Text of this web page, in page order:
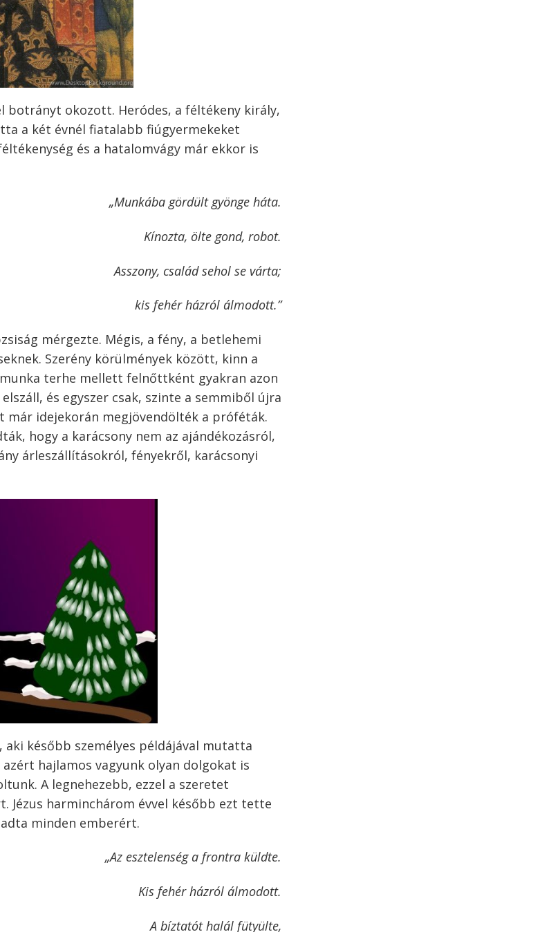
botrányt okozott. Heródes, a féltékeny király,
a két évnél fiatalabb fiúgyermekeket
és a hatalomvágy már ekkor is
„Munkába gördült gyönge háta.
Kínozta, ölte gond, robot.
Asszony, család sehol se várta;
kis fehér házról álmodott.”
mérgezte. Mégis, a fény, a betlehemi
Szerény körülmények között, kinn a
terhe mellett felnőttként gyakran azon
és egyszer csak, szinte a semmiből újra
már idejekorán megjövendölték a próféták.
hogy a karácsony nem az ajándékozásról,
árleszállításokról, fényekről, karácsonyi
később személyes példájával mutatta
hajlamos vagyunk olyan dolgokat is
A legnehezebb, ezzel a szeretet
Jézus harminchárom évvel később ezt tette
minden emberért.
„Az esztelenség a frontra küldte.
Kis fehér házról álmodott.
A bíztatót halál fütyülte,